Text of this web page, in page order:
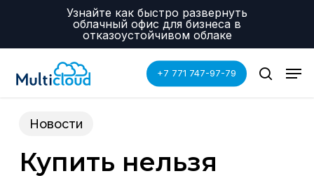
Узнайте как быстро развернуть
облачный офис для бизнеса в
отказоустойчивом облаке
+7 771 747-97-79
search
Новости
Купить нельзя